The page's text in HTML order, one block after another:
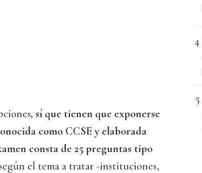
, sí que tienen que exponerse
como CCSE y elaborada
consta de 25 preguntas tipo
según el tema a tratar -instituciones,